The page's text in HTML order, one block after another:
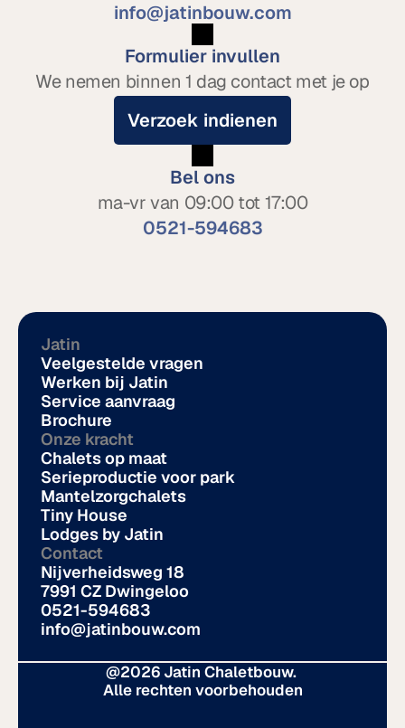
info@jatinbouw.com
Formulier invullen
We nemen binnen 1 dag contact met je op
Verzoek indienen
Bel ons
ma-vr van 09:00 tot 17:00
0521-594683
Jatin
Veelgestelde vragen
Werken bij Jatin
Service aanvraag
Brochure
Onze kracht
Chalets op maat
Serieproductie voor park
Mantelzorgchalets
Tiny House
Lodges by Jatin
Contact
Nijverheidsweg 18
7991 CZ Dwingeloo
0521-594683
info@jatinbouw.com
@2026 Jatin Chaletbouw.
Alle rechten voorbehouden